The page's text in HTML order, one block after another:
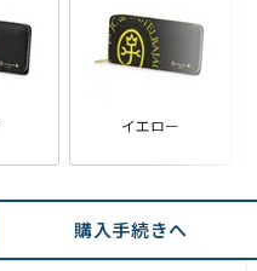
イエロー
購入手続きへ